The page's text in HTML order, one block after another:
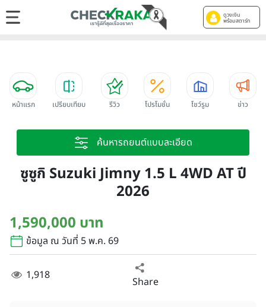
ดูวงเงิน
พร้อมสตาร์ท
หน้าแรก เปรียบเทียบ รีวิว โปรโมชั่น โชว์รูม ข่าว
ค้นหารถยนต์แบบละเอียด
ซูซูกิ Suzuki Jimny 1.5 L 4WD AT ปี
2026
1,590,000 บาท
ข้อมูล ณ วันที่ 5 พ.ค. 69
1,918 Share